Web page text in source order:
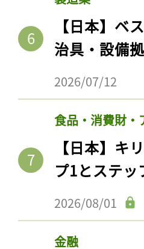
【日本】ベ
治具・設備
2026/07/12
食品・消費財・
【日本】キ
プ1とステ
2026/08/01
金融